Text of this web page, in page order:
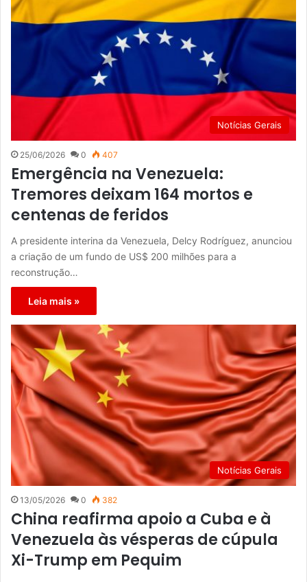
Notícias Gerais
25/06/2026 0 407
Emergência na Venezuela:
Tremores deixam 164 mortos e
centenas de feridos
A presidente interina da Venezuela, Delcy Rodríguez, anunciou
a criação de um fundo de US$ 200 milhões para a
reconstrução…
Leia mais »
Notícias Gerais
13/05/2026 0 382
China reafirma apoio a Cuba e à
Venezuela às vésperas de cúpula
Xi-Trump em Pequim